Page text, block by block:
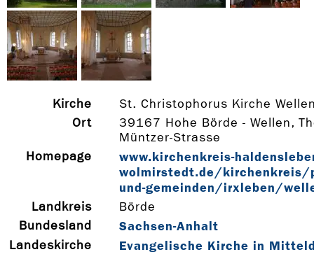
Kirche
St. Christophorus Kirche
Ort
39167 Hohe Börde - Wellen,
Müntzer-Strasse
Homepage
www.kirchenkreis-­
wolmirstedt.de/kirchenkreis/
und-­gemeinden/irxleben/
Landkreis
Börde
Bundesland
Sachsen-Anhalt
Landeskirche Evangelische Kirche in